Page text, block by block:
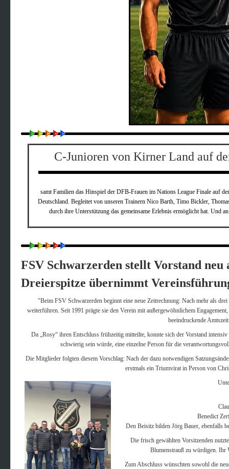
C-Junioren von Kirner Land auf
samt Familien das Hinspiel der DFB-Frauenim Nations League Finale auf
Deutschland. Begleitet von unseren Trainern Nico Barth, Timo Bickler,
durch ihre Unterstützung das gemeinsame Erlebnis ermöglicht hat.
FSV Schwarzerden stellt Vorstand neu
Dreierspitze übernimmt
"Beim FSV Schwarzerden beginnt eine neue Zeitrechnung: Nach mehr als
weiterführen. Seit 1991 prägte sie den Verein mit außergewöhnlichem
beeindruckende
Da „Rosy“ ihren Entschluss frühzeitig mitteilte, konnte sich der Vorstand
schwierig sein würde, eine einzelne Person für die
Die Mitglieder folgten diesem Vorschlag: Nach der dazu notwendigen
erstmals ein Triumvirat in Person von
Benedict
Den Beisitz bilden Jörg Bauer, ebenfalls
Die frisch gewählten Vorsitzenden
Blumenstrauß zu würdigen. Ihr
Zum Abschluss wünschten sowohl die